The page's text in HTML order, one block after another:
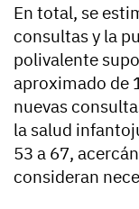
En total, se
consultas y la
polivalente
aproximado de
nuevas
la salud
53 a 67,
consideran